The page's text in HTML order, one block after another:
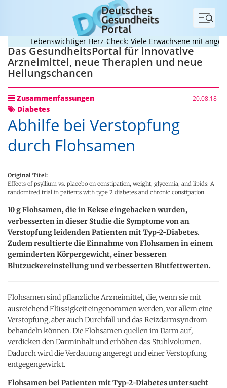
Menü
Lebenswichtiger Herz-Check: Viele Erwachsene mit
Das GesundheitsPortal für innovative
Arzneimittel, neue Therapien und neue
Heilungschancen
Zusammenfassungen 20.08.18
Diabetes
Abhilfe bei Verstopfung
durch Flohsamen
Original Titel:
Effects of psyllium vs. placebo on constipation, weight, glycemia, and lipids: A
randomized trial in patients with type 2 diabetes and chronic constipation
10 g Flohsamen, die in Kekse eingebacken wurden,
verbesserten in dieser Studie die Symptome von an
Verstopfung leidenden Patienten mit Typ-2-Diabetes.
Zudem resultierte die Einnahme von Flohsamen in einem
geminderten Körpergewicht, einer besseren
Blutzuckereinstellung und verbesserten Blutfettwerten.
Flohsamen sind pflanzliche Arzneimittel, die, wenn sie mit
ausreichend Flüssigkeit eingenommen werden, vor allem eine
Verstopfung, aber auch Durchfall und das Reizdarmsyndrom
behandeln können. Die Flohsamen quellen im Darm auf,
verdicken den Darminhalt und erhöhen das Stuhlvolumen.
Dadurch wird die Verdauung angeregt und einer Verstopfung
entgegengewirkt.
Flohsamen bei Patienten mit Typ-2-Diabetes untersucht